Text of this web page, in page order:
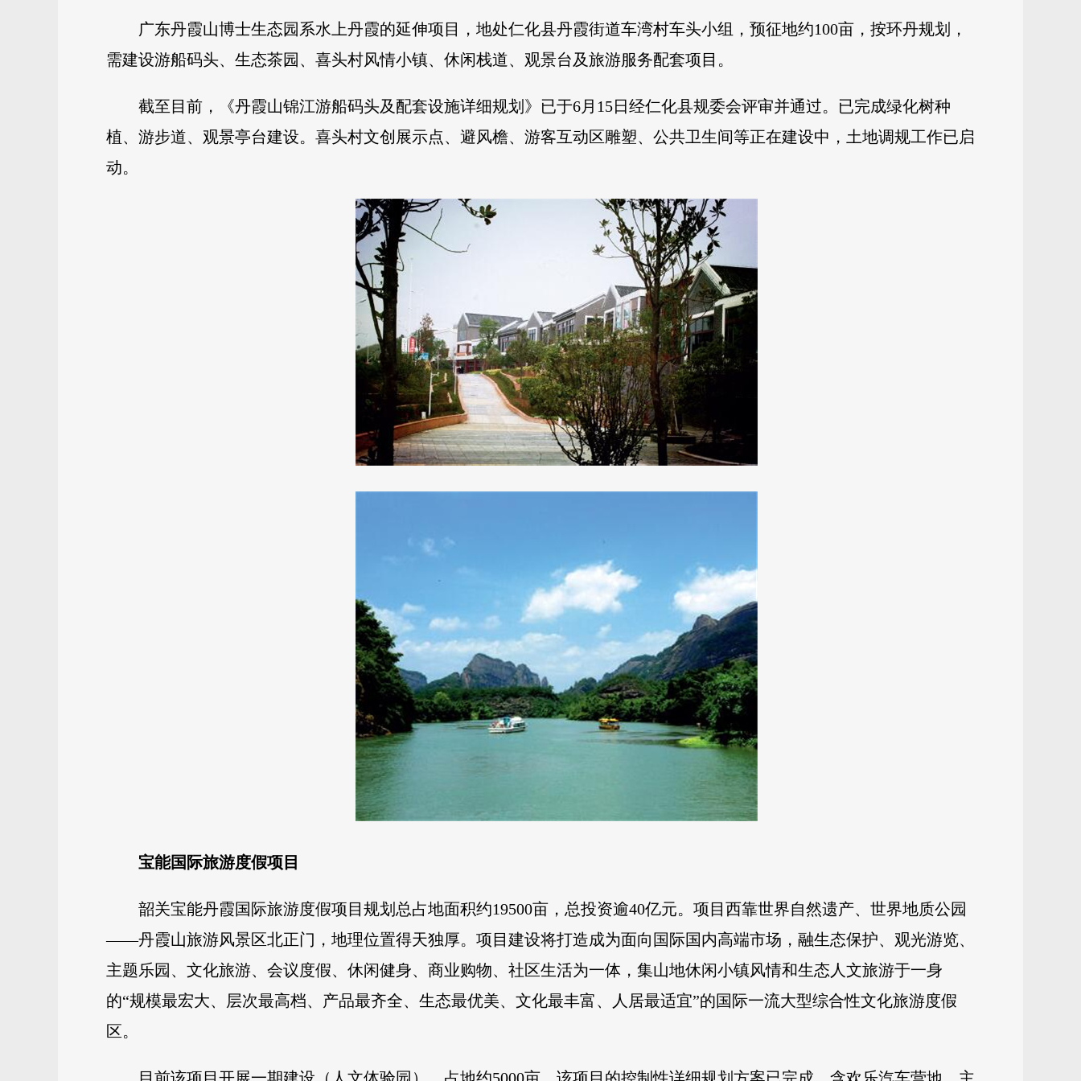
广东丹霞山博士生态园系水上丹霞的延伸项目，地处仁化县丹霞街道车湾村车头小组，预征地约100亩，按环丹规划，
需建设游船码头、生态茶园、喜头村风情小镇、休闲栈道、观景台及旅游服务配套项目。
截至目前，《丹霞山锦江游船码头及配套设施详细规划》已于6月15日经仁化县规委会评审并通过。已完成绿化树种
植、游步道、观景亭台建设。喜头村文创展示点、避风檐、游客互动区雕塑、公共卫生间等正在建设中，土地调规工作已启
动。
宝能国际旅游度假项目
韶关宝能丹霞国际旅游度假项目规划总占地面积约19500亩，总投资逾40亿元。项目西靠世界自然遗产、世界地质公园
——丹霞山旅游风景区北正门，地理位置得天独厚。项目建设将打造成为面向国际国内高端市场，融生态保护、观光游览、
主题乐园、文化旅游、会议度假、休闲健身、商业购物、社区生活为一体，集山地休闲小镇风情和生态人文旅游于一身
的“规模最宏大、层次最高档、产品最齐全、生态最优美、文化最丰富、人居最适宜”的国际一流大型综合性文化旅游度假
区。